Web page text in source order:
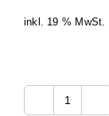
inkl. 19 % MwSt.
N102-